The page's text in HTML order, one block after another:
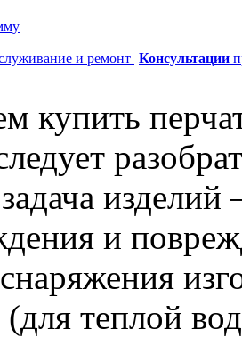
и ремонт Консультации
купить
и
теплой